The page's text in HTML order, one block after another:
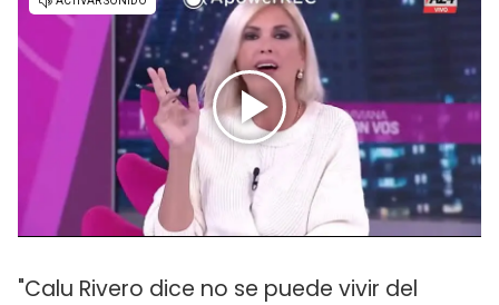
"Calu Rivero dice no se puede vivir del